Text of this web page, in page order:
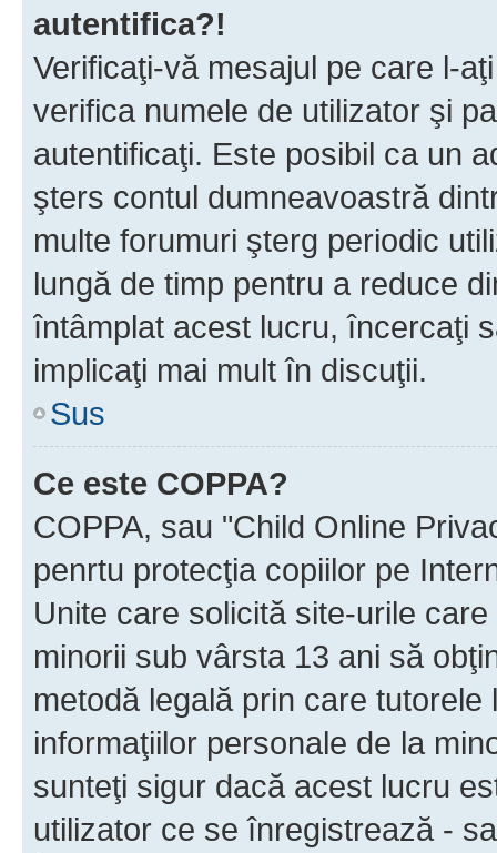
autentifica?!
Verificaţi-vă mesajul pe care l-
verifica numele de utilizator şi
autentificaţi. Este posibil ca un
şters contul dumneavoastră
multe forumuri şterg periodic
lungă de timp pentru a reduce
întâmplat acest lucru, încercaţi
implicaţi mai mult în discuţii.
Sus
Ce este COPPA?
COPPA, sau "Child Online
penrtu protecţia copiilor pe
Unite care solicită site-urile
minorii sub vârsta 13 ani să
metodă legală prin care
informaţiilor personale de la
sunteţi sigur dacă acest lucru
utilizator ce se înregistrează -